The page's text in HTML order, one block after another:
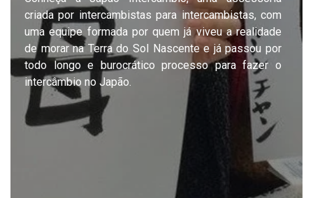
criada por intercambistas para intercambistas, com
uma equipe formada por quem já viveu a realidade
de morar na Terra do Sol Nascente e já passou por
todo longo e burocrático processo para fazer o
intercâmbio no Japão.